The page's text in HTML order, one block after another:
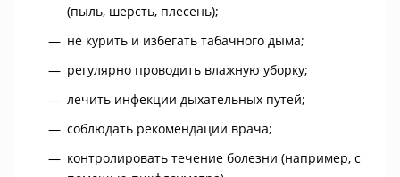
(пыль, шерсть, плесень);
не курить и избегать табачного дыма;
регулярно проводить влажную уборку;
лечить инфекции дыхательных путей;
соблюдать рекомендации врача;
контролировать течение болезни (например, с